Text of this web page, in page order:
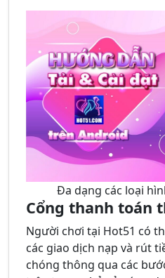
Đa dạng các loại
Cổng thanh toán
Người chơi tại Hot51 có
các giao dịch nạp và rút
chóng thông qua các